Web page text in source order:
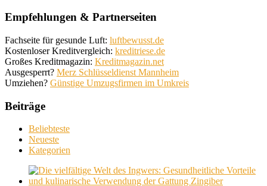
Empfehlungen & Partnerseiten
Fachseite für gesunde Luft: luftbewusst.de
Kostenloser Kreditvergleich: kreditriese.de
Großes Kreditmagazin: Kreditmagazin.net
Ausgesperrt? Merz Schlüsseldienst Mannheim
Umziehen? Günstige Umzugsfirmen im Umkreis
Beiträge
Beliebteste
Neueste
Kategorien